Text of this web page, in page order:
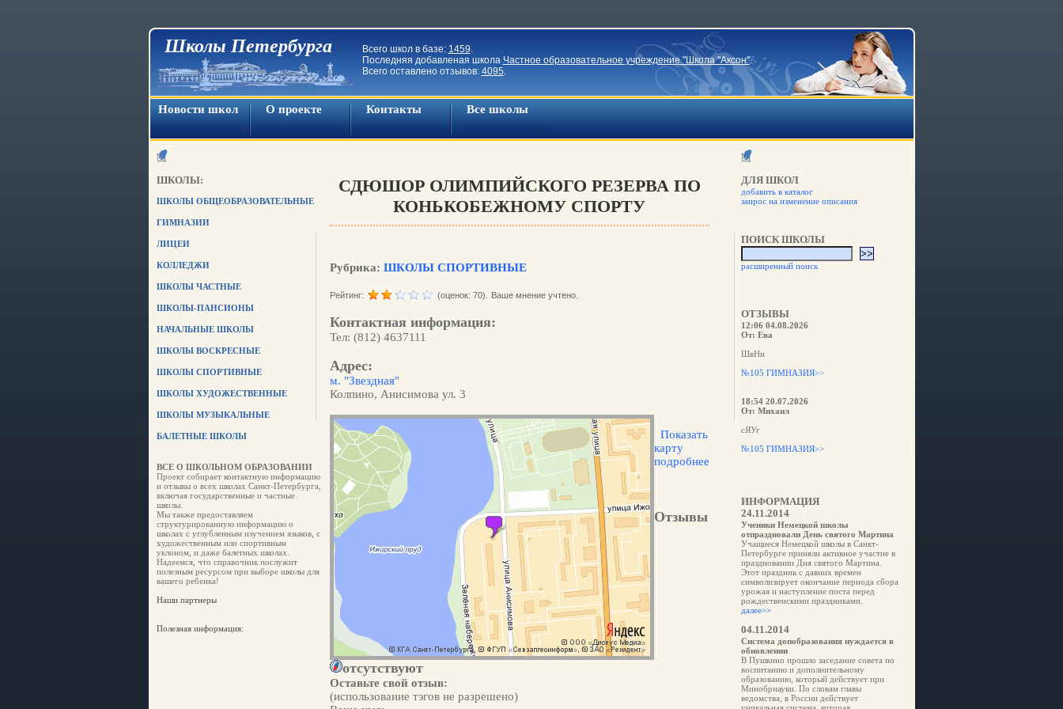
Школы Петербурга Всего школ в базе: 1459.
Последняя добавленая школа Частное образовательное учреждение "Школа "Аксон".
Всего оставлено отзывов: 4095.
Новости школ О проекте Контакты Все школы
ШКОЛЫ:
ШКОЛЫ ОБЩЕОБРАЗОВАТЕЛЬНЫЕ
ГИМНАЗИИ
ЛИЦЕИ
КОЛЛЕДЖИ
ШКОЛЫ ЧАСТНЫЕ
ШКОЛЫ-ПАНСИОНЫ
НАЧАЛЬНЫЕ ШКОЛЫ
ШКОЛЫ ВОСКРЕСНЫЕ
ШКОЛЫ СПОРТИВНЫЕ
ШКОЛЫ ХУДОЖЕСТВЕННЫЕ
ШКОЛЫ МУЗЫКАЛЬНЫЕ
БАЛЕТНЫЕ ШКОЛЫ
ВСЕ О ШКОЛЬНОМ ОБРАЗОВАНИИ
Проект собирает контактную информацию
и отзывы о всех школах Санкт-Петербурга,
включая государственные и частные
школы.
Мы также предоставляем
структурированную информацию о
школах с углубленным изучением языков, с
художественным или спортивным
уклоном, и даже балетных школах.
Надеемся, что справочник послужит
полезным ресурсом при выборе школы для
вашего ребенка!
Наши партнеры
Полезная информация:
СДЮШОР ОЛИМПИЙСКОГО РЕЗЕРВА ПО
КОНЬКОБЕЖНОМУ СПОРТУ
Рубрика: ШКОЛЫ СПОРТИВНЫЕ
Рейтинг: (оценок: 70). Ваше мнение учтено.
Контактная информация:
Тел: (812) 4637111
Адрес:
м. "Звездная"
Колпино, Анисимова ул. 3
Показать
карту
подробнее
Отзывы
отсутствуют
Оставьте свой отзыв:
(использование тэгов не разрешено)
ДЛЯ ШКОЛ
добавить в каталог
запрос на изменение описания
ПОИСК ШКОЛЫ
расширенный поиск
ОТЗЫВЫ
12:06 04.08.2026
От: Ева
ШвНн
№105 ГИМНАЗИЯ>>
18:54 20.07.2026
От: Михаил
сЯУг
№105 ГИМНАЗИЯ>>
ИНФОРМАЦИЯ
24.11.2014
Ученики Немецкой школы
отпраздновали День святого Мартина
Учащиеся Немецкой школы в Санкт-
Петербурге приняли активное участие в
праздновании Дня святого Мартина.
Этот праздник с давних времен
символизирует окончание периода сбора
урожая и наступление поста перед
рождественскими праздниками.
далее>>
04.11.2014
Система допобразования нуждается в
обновлении
В Пушкино прошло заседание совета по
воспитанию и дополнительному
образованию, который действует при
Минобрнауки. По словам главы
ведомства, в России действует